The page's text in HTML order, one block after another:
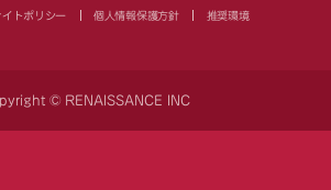
イトポリシー 個人情報保護方針 推奨環境
© RENAISSANCE INC